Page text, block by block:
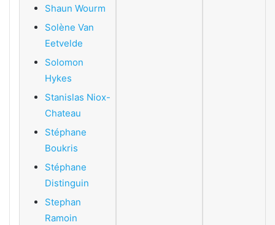
Shaun Wourm
Solène Van
Eetvelde
Solomon
Hykes
Stanislas Niox-
Chateau
Stéphane
Boukris
Stéphane
Distinguin
Stephan
Ramoin